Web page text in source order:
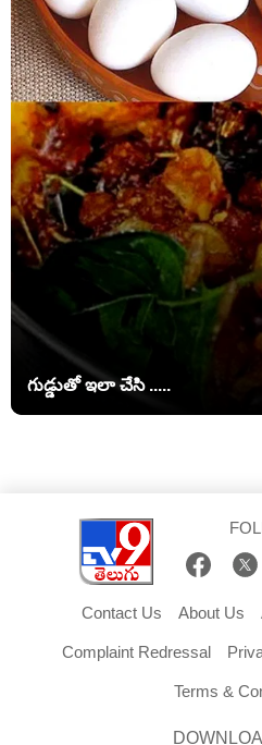
గుడ్డుతో ఇలా చేసి .....
Contact Us About Us
Complaint Redressal
Terms &